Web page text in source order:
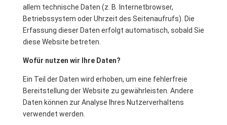
allem technische Daten (z. B. Internetbrowser,
Betriebssystem oder Uhrzeit des Seitenaufrufs). Die
Erfassung dieser Daten erfolgt automatisch, sobald Sie
diese Website betreten.
Wofür nutzen wir Ihre Daten?
Ein Teil der Daten wird erhoben, um eine fehlerfreie
Bereitstellung der Website zu gewährleisten. Andere
Daten können zur Analyse Ihres Nutzerverhaltens
verwendet werden.